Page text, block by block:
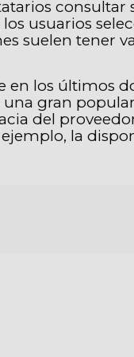
consultar
usuarios
suelen tener
los últimos
gran
del
la